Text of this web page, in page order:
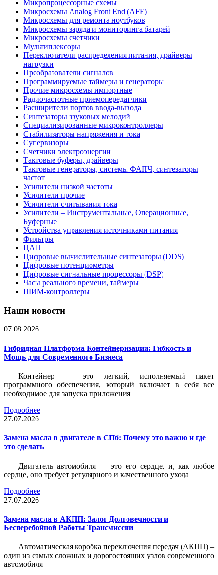
Микропроцессорные схемы
Микросхемы Analog Front End (AFE)
Микросхемы для ремонта ноутбуков
Микросхемы заряда и мониторинга батарей
Микросхемы счетчики
Мультиплексоры
Переключатели распределения питания, драйверы
нагрузки
Преобразователи сигналов
Программируемые таймеры и генераторы
Прочие микросхемы импортные
Радиочастотные приемопередатчики
Расширители портов ввода-вывода
Синтезаторы звуковых мелодий
Специализированные микроконтроллеры
Стабилизаторы напряжения и тока
Супервизоры
Счетчики электроэнергии
Тактовые буферы, драйверы
Тактовые генераторы, системы ФАПЧ, синтезаторы
частот
Усилители низкой частоты
Усилители прочие
Усилители считывания тока
Усилители – Инструментальные, Операционные,
Буферные
Устройства управления источниками питания
Фильтры
ЦАП
Цифровые вычислительные синтезаторы (DDS)
Цифровые потенциометры
Цифровые сигнальные процессоры (DSP)
Часы реального времени, таймеры
ШИМ-контроллеры
Наши новости
07.08.2026
Гибридная Платформа Контейнеризации: Гибкость и
Мощь для Современного Бизнеса
Контейнер — это легкий, исполняемый пакет
программного обеспечения, который включает в себя все
необходимое для запуска приложения
Подробнее
27.07.2026
Замена масла в двигателе в СПб: Почему это важно и где
это сделать
Двигатель автомобиля — это его сердце, и, как любое
сердце, оно требует регулярного и качественного ухода
Подробнее
27.07.2026
Замена масла в АКПП: Залог Долговечности и
Бесперебойной Работы Трансмиссии
Автоматическая коробка переключения передач (АКПП) –
один из самых сложных и дорогостоящих узлов современного
автомобиля